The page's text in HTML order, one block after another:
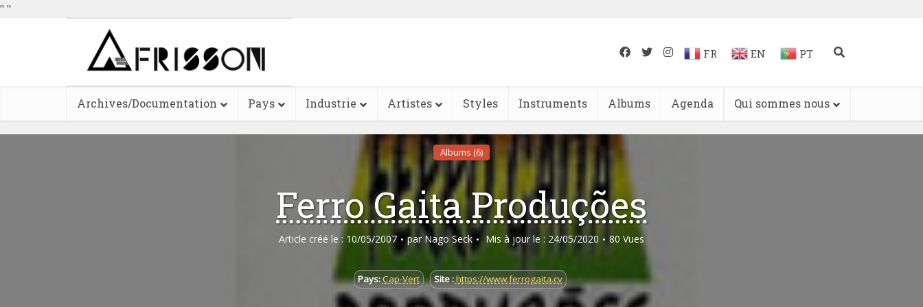
" "
FR EN PT
Archives/Documentation Pays Industrie Artistes Styles Instruments Albums Agenda Qui sommes nous
Albums (6)
Ferro Gaita Produções
Article créé le : 10/05/2007 par Nago Seck Mis à jour le : 24/05/2020 80 Vues
Pays:Cap-Vert Site :https://www.ferrogaita.cv